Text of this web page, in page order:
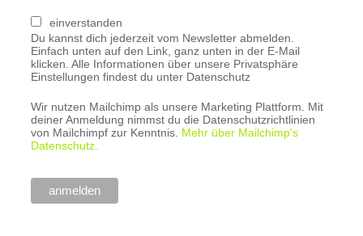
einverstanden
Du kannst dich jederzeit vom Newsletter abmelden.
Einfach unten auf den Link, ganz unten in der E-Mail
klicken. Alle Informationen über unsere Privatsphäre
Einstellungen findest du unter Datenschutz
Wir nutzen Mailchimp als unsere Marketing Plattform. Mit
deiner Anmeldung nimmst du die Datenschutzrichtlinien
von Mailchimpf zur Kenntnis. Mehr über Mailchimp's
Datenschutz.